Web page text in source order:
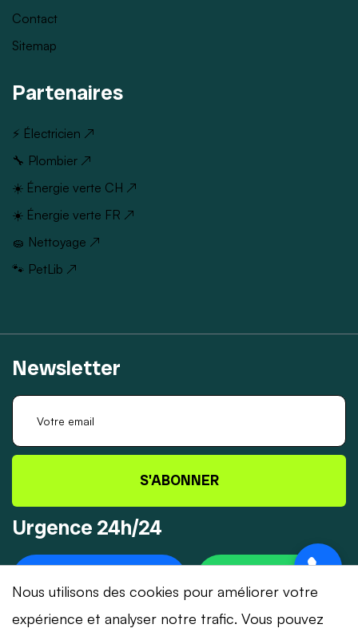
Contact
Sitemap
Partenaires
⚡ Électricien ↗
🔧 Plombier ↗
☀️ Énergie verte CH ↗
☀️ Énergie verte FR ↗
🧽 Nettoyage ↗
🐾 PetLib ↗
Newsletter
S'ABONNER
Urgence 24h/24
Nous utilisons des cookies pour améliorer votre
expérience et analyser notre trafic. Vous pouvez